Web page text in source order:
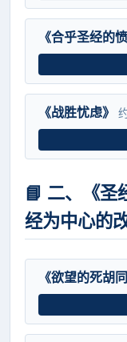
《合乎圣经的
《战胜忧虑》
📘 二、《圣
经为中心的
《欲望的死胡同